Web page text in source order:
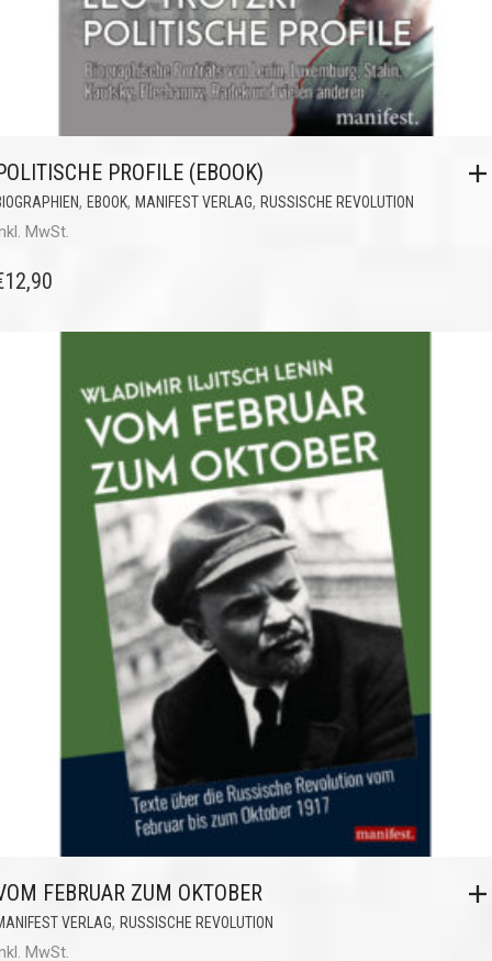
PROFILE (EBOOK)
, EBOOK, MANIFEST VERLAG, RUSSISCHE REVOLUTION
MwSt.
12,90
FEBRUAR ZUM OKTOBER
VERLAG, RUSSISCHE REVOLUTION
MwSt.